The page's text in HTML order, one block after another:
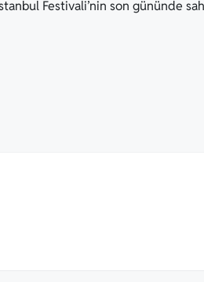
Festivali’nin son gününde